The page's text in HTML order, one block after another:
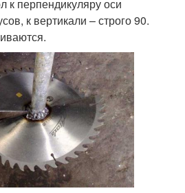
к перпендикуляру оси
к вертикали – строго 90.